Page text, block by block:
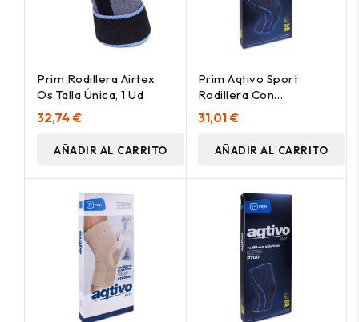
Prim Rodillera Airtex
Os Talla Única, 1 Ud
32,74 €
AÑADIR AL CARRITO
Prim Aqtivo Sport
Rodillera Con
Estabilizadores Talla M,
1 Ud
31,01 €
AÑADIR AL CARRITO